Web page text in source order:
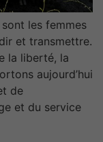
les femmes
et transmettre.
la liberté, la
aujourd’hui
de
et du service